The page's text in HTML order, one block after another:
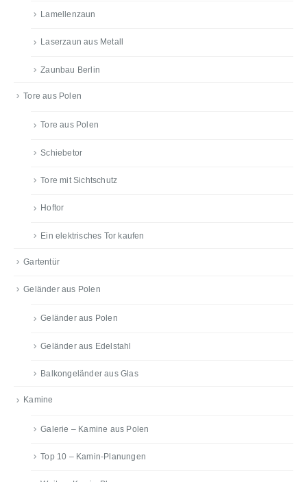
Lamellenzaun
Laserzaun aus Metall
Zaunbau Berlin
Tore aus Polen
Tore aus Polen
Schiebetor
Tore mit Sichtschutz
Hoftor
Ein elektrisches Tor kaufen
Gartentür
Geländer aus Polen
Geländer aus Polen
Geländer aus Edelstahl
Balkongeländer aus Glas
Kamine
Galerie – Kamine aus Polen
Top 10 – Kamin-Planungen